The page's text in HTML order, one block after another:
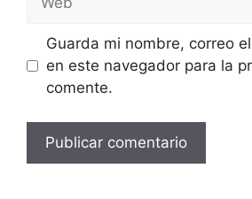
Guarda mi nombre, correo
en este navegador para la
comente.